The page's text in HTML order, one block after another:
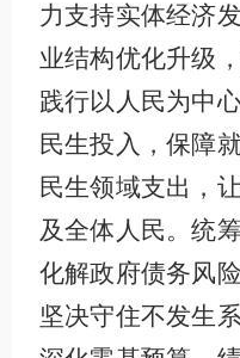
力支持实体经济
业结构优化升级，
践行以人民为中
民生投入，保障
民生领域支出，
及全体人民。统
化解政府债务风
坚决守住不发生